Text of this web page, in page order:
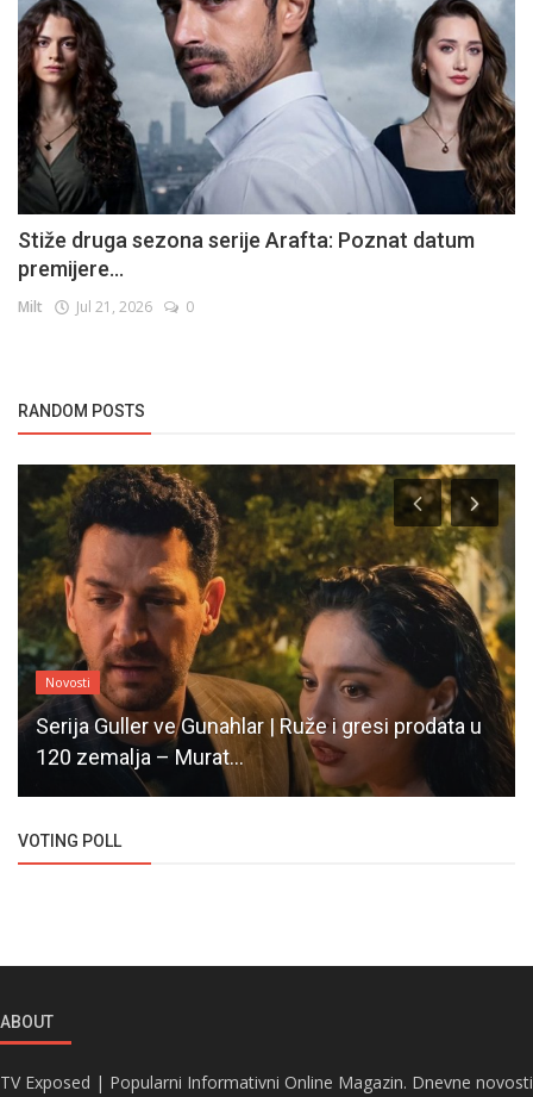
Stiže druga sezona serije Arafta: Poznat datum
premijere...
Milt Jul 21, 2026 0
RANDOM POSTS
Novosti
Serija Guller ve Gunahlar | Ruže i gresi prodata u
120 zemalja – Murat...
VOTING POLL
ABOUT
TV Exposed | Popularni Informativni Online Magazin. Dnevne novosti